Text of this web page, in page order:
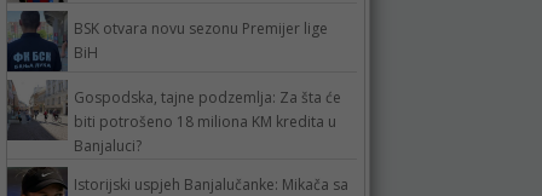
BSK otvara novu sezonu Premijer lige
BiH
Gospodska, tajne podzemlja: Za šta će
biti potrošeno 18 miliona KM kredita u
Banjaluci?
Istorijski uspjeh Banjalučanke: Mikača sa